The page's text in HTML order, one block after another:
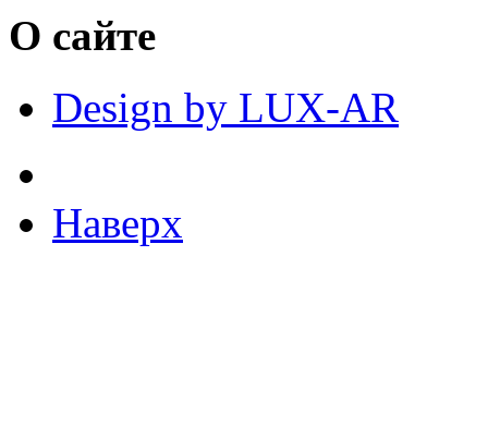
О сайте
Design by LUX-AR
Наверх